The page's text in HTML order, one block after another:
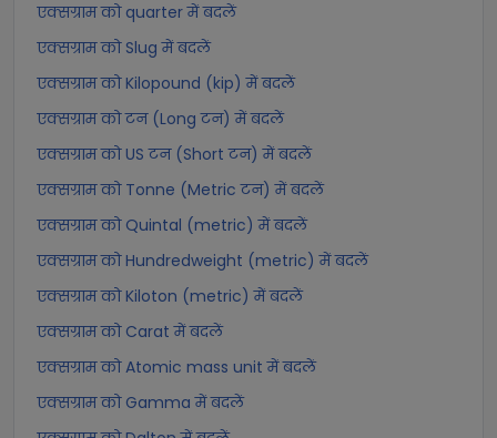
एक्सग्राम को quarter में बदलें
एक्सग्राम को Slug में बदलें
एक्सग्राम को Kilopound (kip) में बदलें
एक्सग्राम को टन (Long टन) में बदलें
एक्सग्राम को US टन (Short टन) में बदलें
एक्सग्राम को Tonne (Metric टन) में बदलें
एक्सग्राम को Quintal (metric) में बदलें
एक्सग्राम को Hundredweight (metric) में बदलें
एक्सग्राम को Kiloton (metric) में बदलें
एक्सग्राम को Carat में बदलें
एक्सग्राम को Atomic mass unit में बदलें
एक्सग्राम को Gamma में बदलें